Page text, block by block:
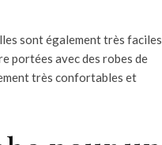
sont également très faciles
portées avec des robes de
très confortables et